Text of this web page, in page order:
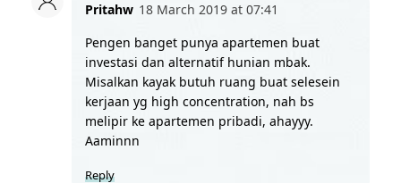
Pritahw 18 March 2019 at 07:41
Pengen banget punya apartemen buat
investasi dan alternatif hunian mbak.
Misalkan kayak butuh ruang buat selesein
kerjaan yg high concentration, nah bs
melipir ke apartemen pribadi, ahayyy.
Aaminnn
Reply